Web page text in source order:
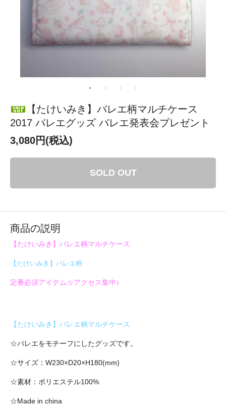
【たけいみき】バレエ柄マルチケース
2017 バレエグッズ バレエ発表会プレゼント
3,080円(税込)
SOLD OUT
商品の説明
【たけいみき】バレエ柄マルチケース
【たけいみき】バレエ柄
定番必須アイテム☆アクセス集中♪
【たけいみき】バレエ柄マルチケース
☆バレエをモチーフにしたグッズです。
☆サイズ：W230×D20×H180(mm)
☆素材：ポリエステル100%
☆Made in china